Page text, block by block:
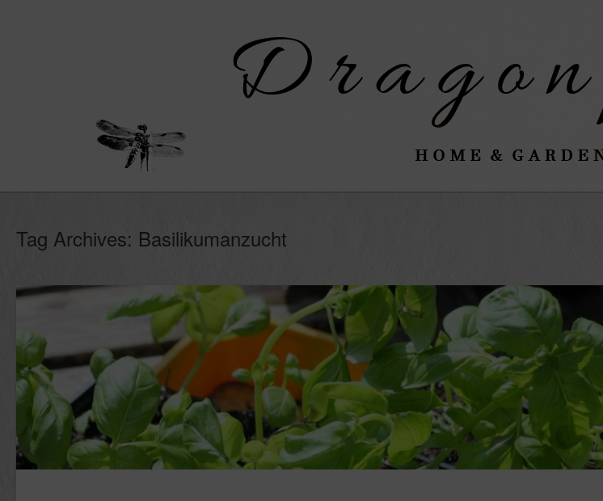
Tag Archives: Basilikumanzucht